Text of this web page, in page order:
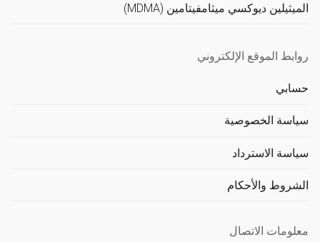
الميثيلين ديوكسي ميثامفيتامين (MDMA)
روابط الموقع الإلكتروني
حسابي
سياسة الخصوصية
سياسة الاسترداد
الشروط والأحكام
معلومات الاتصال